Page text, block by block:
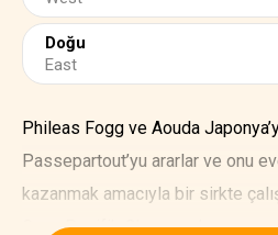
Doğu
East
Phileas Fogg ve Aouda
Passepartout’yu ararlar ve onu
kazanmak amacıyla bir sirkte
Grup, Pasifik Okyanusu’nu